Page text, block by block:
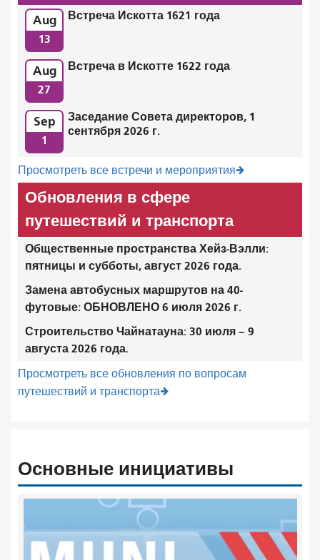
Aug
13
Встреча Искотта 1621 года
Aug
27
Встреча в Искотте 1622 года
Sep
1
Заседание Совета директоров, 1
сентября 2026 г.
Просмотреть все встречи и мероприятия
Обновления в сфере
путешествий и транспорта
Общественные пространства Хейз-Вэлли:
пятницы и субботы, август 2026 года.
Замена автобусных маршрутов на 40-
футовые: ОБНОВЛЕНО 6 июля 2026 г.
Строительство Чайнатауна: 30 июля – 9
августа 2026 года.
Просмотреть все обновления по вопросам
путешествий и транспорта
Основные инициативы